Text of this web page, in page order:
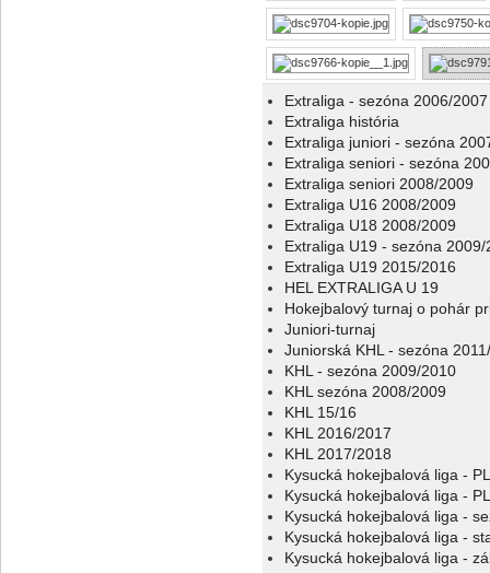
Extraliga - sezóna 2006/2007
Extraliga história
Extraliga juniori - sezóna
Extraliga seniori - sezóna
Extraliga seniori 2008/2009
Extraliga U16 2008/2009
Extraliga U18 2008/2009
Extraliga U19 - sezóna 2009/
Extraliga U19 2015/2016
HEL EXTRALIGA U 19
Hokejbalový turnaj o pohár
Juniori-turnaj
Juniorská KHL - sezóna
KHL - sezóna 2009/2010
KHL sezóna 2008/2009
KHL 15/16
KHL 2016/2017
KHL 2017/2018
Kysucká hokejbalová liga -
Kysucká hokejbalová liga -
Kysucká hokejbalová liga -
Kysucká hokejbalová liga -
Kysucká hokejbalová liga -